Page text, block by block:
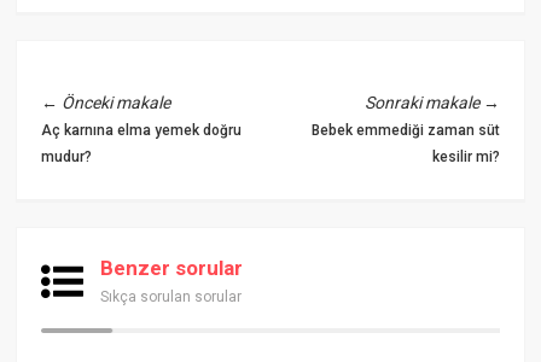
← Önceki makale
Aç karnına elma yemek doğru
mudur?
Sonraki makale→
Bebek emmediği zaman süt
kesilir mi?
Benzer sorular
Sıkça sorulan sorular